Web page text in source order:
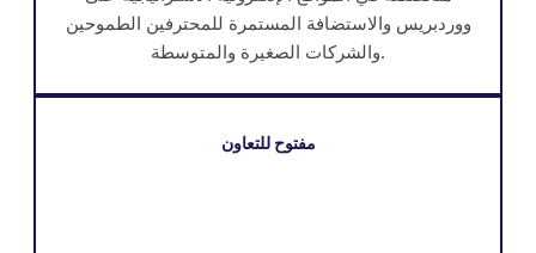
ووردبريس والاستضافة المستمرة للمحترفين الطموحين
والشركات الصغيرة والمتوسطة.
مفتوح للتعاون